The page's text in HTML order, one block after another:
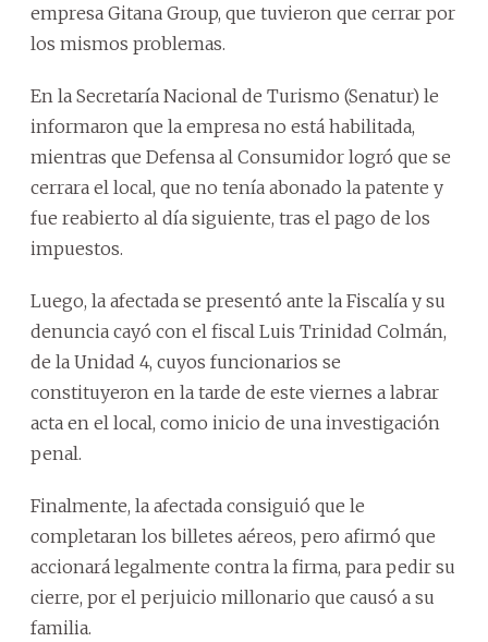
empresa Gitana Group, que tuvieron que cerrar por
los mismos problemas.
En la Secretaría Nacional de Turismo (Senatur) le
informaron que la empresa no está habilitada,
mientras que Defensa al Consumidor logró que se
cerrara el local, que no tenía abonado la patente y
fue reabierto al día siguiente, tras el pago de los
impuestos.
Luego, la afectada se presentó ante la Fiscalía y su
denuncia cayó con el fiscal Luis Trinidad Colmán,
de la Unidad 4, cuyos funcionarios se
constituyeron en la tarde de este viernes a labrar
acta en el local, como inicio de una investigación
penal.
Finalmente, la afectada consiguió que le
completaran los billetes aéreos, pero afirmó que
accionará legalmente contra la firma, para pedir su
cierre, por el perjuicio millonario que causó a su
familia.